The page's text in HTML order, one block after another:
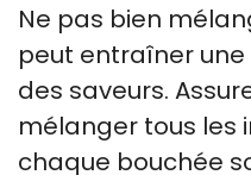
Ne pas bien
peut entraîner
des saveurs.
mélanger tous les
chaque bouchée